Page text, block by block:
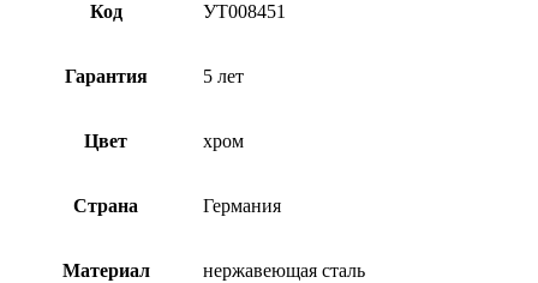
Код УТ008451
Гарантия 5 лет
Цвет хром
Страна Германия
Материал нержавеющая сталь